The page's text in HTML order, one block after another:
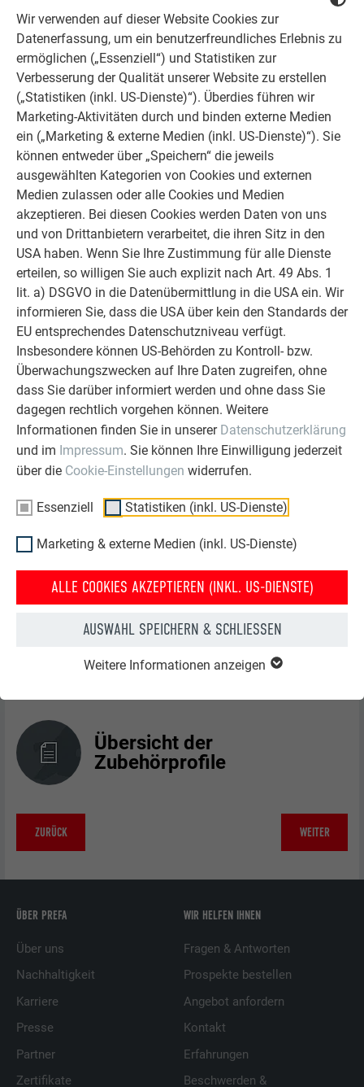
Wir verwenden auf dieser Website Cookies zur
Datenerfassung, um ein benutzerfreundliches Erlebnis zu
ermöglichen („Essenziell“) und Statistiken zur
Verbesserung der Qualität unserer Website zu erstellen
(„Statistiken (inkl. US-Dienste)“). Überdies führen wir
Marketing-Aktivitäten durch und binden externe Medien
ein („Marketing & externe Medien (inkl. US-Dienste)“). Sie
können entweder über „Speichern“ die jeweils
ausgewählten Kategorien von Cookies und externen
Medien zulassen oder alle Cookies und Medien
akzeptieren. Bei diesen Cookies werden Daten von uns
und von Drittanbietern verarbeitet, die ihren Sitz in den
USA haben. Wenn Sie Ihre Zustimmung für alle Dienste
erteilen, so willigen Sie auch explizit nach Art. 49 Abs. 1
lit. a) DSGVO in die Datenübermittlung in die USA ein. Wir
informieren Sie, dass die USA über kein den Standards der
EU entsprechendes Datenschutzniveau verfügt.
Insbesondere können US-Behörden zu Kontroll- bzw.
Überwachungszwecken auf Ihre Daten zugreifen, ohne
dass Sie darüber informiert werden und ohne dass Sie
dagegen rechtlich vorgehen können. Weitere
Informationen finden Sie in unserer Datenschutzerklärung
und im Impressum. Sie können Ihre Einwilligung jederzeit
über die Cookie-Einstellungen widerrufen.
Essenziell Statistiken (inkl. US-Dienste)
Marketing & externe Medien (inkl. US-Dienste)
ALLE COOKIES AKZEPTIEREN (INKL. US-DIENSTE)
AUSWAHL SPEICHERN & SCHLIESSEN
Weitere Informationen anzeigen
Welle 22/100
Welle 34/100
Welle 44/200
Zacke 18/40
Zacke 29/33
Brandverhalten
Maßtoleranzen
Übersicht der
Zubehörprofile
ZURÜCK WEITER
ÜBER PREFA
Über uns
Nachhaltigkeit
Karriere
Presse
Partner
Zertifikate
WIR HELFEN IHNEN
Fragen & Antworten
Prospekte bestellen
Angebot anfordern
Kontakt
Erfahrungen
Beschwerden &